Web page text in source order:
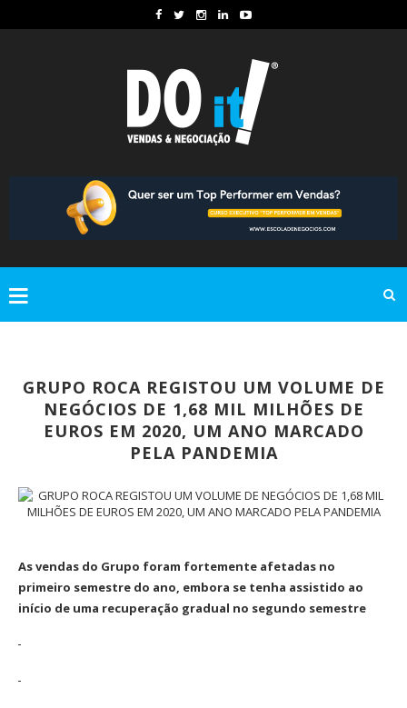
GRUPO ROCA REGISTOU UM VOLUME DE
NEGÓCIOS DE 1,68 MIL MILHÕES DE
EUROS EM 2020, UM ANO MARCADO
PELA PANDEMIA
As vendas do Grupo foram fortemente afetadas no
primeiro semestre do ano, embora se tenha assistido ao
início de uma recuperação gradual no segundo semestre